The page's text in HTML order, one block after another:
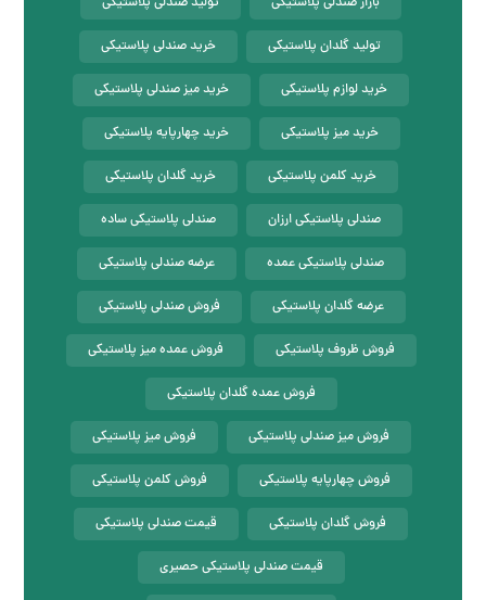
تولید گلدان پلاستیکی خرید صندلی پلاستیکی
خرید لوازم پلاستیکی خرید میز صندلی پلاستیکی
خرید میز پلاستیکی خرید چهارپایه پلاستیکی
خرید کلمن پلاستیکی خرید گلدان پلاستیکی
صندلی پلاستیکی ارزان صندلی پلاستیکی ساده
صندلی پلاستیکی عمده عرضه صندلی پلاستیکی
عرضه گلدان پلاستیکی فروش صندلی پلاستیکی
فروش ظروف پلاستیکی فروش عمده میز پلاستیکی
فروش عمده گلدان پلاستیکی
فروش میز صندلی پلاستیکی فروش میز پلاستیکی
فروش چهارپایه پلاستیکی فروش کلمن پلاستیکی
فروش گلدان پلاستیکی قیمت صندلی پلاستیکی
قیمت صندلی پلاستیکی حصیری